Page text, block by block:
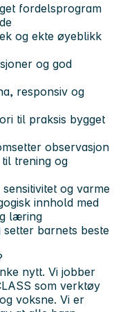
fordelsprogram
og ekte øyeblikk
og god
responsiv og
til praksis bygget
observasjon
trening og
og varme
innhold med
læring
barnets beste
nytt. Vi jobber
som verktøy
voksne. Vi er